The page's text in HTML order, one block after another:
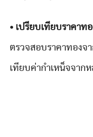
• เปรียบเทียบราคา
ตรวจสอบราคาทองจ
เทียบค่ากำเหน็จจาก